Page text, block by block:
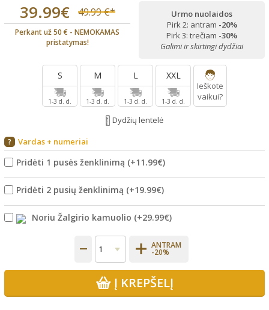
39.99€ 49.99 €*
Perkant už 50 € - NEMOKAMAS
pristatymas!
Urmo nuolaidos
Pirk 2: antram -20%
Pirk 3: trečiam -30%
Galimi ir skirtingi dydžiai
S
1-3 d. d.
M
1-3 d. d.
L
1-3 d. d.
XXL
1-3 d. d.
Ieškote
vaikui?
Dydžių lentelė
? Vardas + numeriai
Pridėti 1 pusės ženklinimą (+11.99€)
Pridėti 2 pusių ženklinimą (+19.99€)
Noriu Žalgirio kamuolio (+29.99€)
ANTRAM
-20%
Į KREPŠELĮ